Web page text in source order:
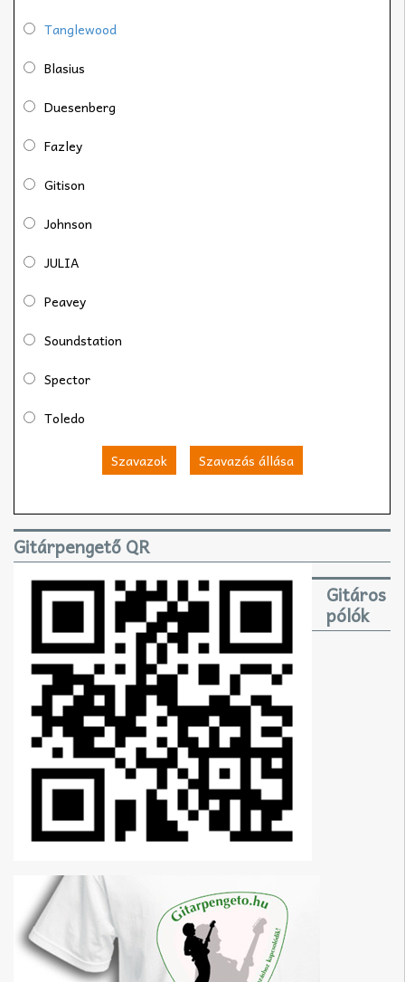
Tanglewood
Blasius
Duesenberg
Fazley
Gitison
Johnson
JULIA
Peavey
Soundstation
Spector
Toledo
Szavazok Szavazás állása
Gitárpengető QR
Gitáros
pólók